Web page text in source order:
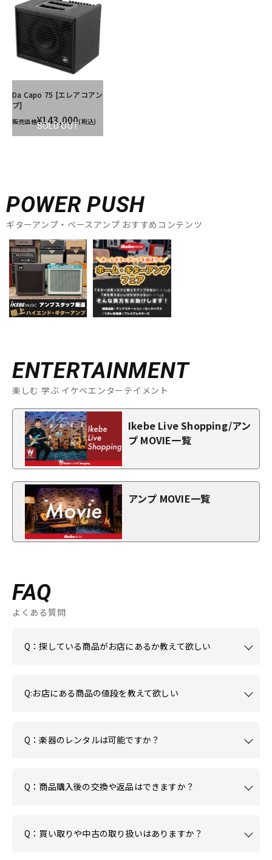
SOLD OUT
Da Capo 75 [エレアコアン
プ]
販売価格¥143,000(税込)
POWER PUSH
ギターアンプ・ベースアンプ おすすめコンテンツ
ENTERTAINMENT
楽しむ 学ぶ イケベエンターテイメント
Ikebe Live Shopping/アン
プ MOVIE一覧
アンプ MOVIE一覧
FAQ
よくある質問
Q：探している商品がお店にあるか教えて欲しい
Q:お店にある商品の値段を教えて欲しい
Q：楽器のレンタルは可能ですか？
Q：商品購入後の交換や返品はできますか？
Q：買い取りや中古の取り扱いはありますか？